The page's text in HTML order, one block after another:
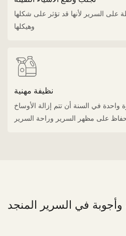
على السرير لأنها قد تؤثر على شكلها
وهيكلها
نظيفة مهنية
في السنة أن تتم إزالة الأوساخ
على مظهر السرير وراحة السرير